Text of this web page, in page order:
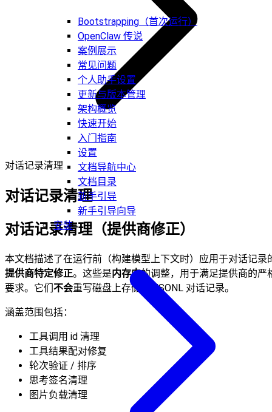
Bootstrapping（首次运行）
OpenClaw 传说
案例展示
常见问题
个人助手设置
更新与版本管理
架构概览
快速开始
入门指南
设置
文档导航中心
文档目录
新手引导
新手引导向导
安装
对话记录清理
对话记录清理
对话记录清理（提供商修正）
本文档描述了在运行前（构建模型上下文时）应用于对话记录
提供商特定修正。这些是内存中的调整，用于满足提供商的严
要求。它们不会重写磁盘上存储的 JSONL 对话记录。
涵盖范围包括：
工具调用 id 清理
工具结果配对修复
轮次验证 / 排序
思考签名清理
图片负载清理